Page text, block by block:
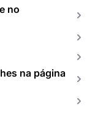
no
na página